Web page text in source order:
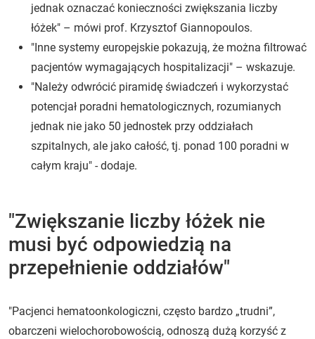
jednak oznaczać konieczności zwiększania liczby
łóżek" – mówi prof. Krzysztof Giannopoulos.
"Inne systemy europejskie pokazują, że można filtrować
pacjentów wymagających hospitalizacji" – wskazuje.
"Należy odwrócić piramidę świadczeń i wykorzystać
potencjał poradni hematologicznych, rozumianych
jednak nie jako 50 jednostek przy oddziałach
szpitalnych, ale jako całość, tj. ponad 100 poradni w
całym kraju" - dodaje.
"Zwiększanie liczby łóżek nie
musi być odpowiedzią na
przepełnienie oddziałów"
"Pacjenci hematoonkologiczni, często bardzo „trudni”,
obarczeni wielochorobowością, odnoszą dużą korzyść z